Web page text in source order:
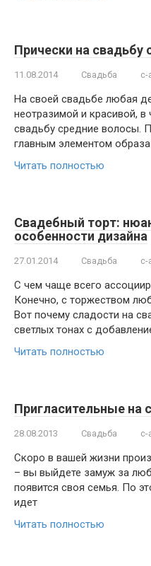
Прически на свадьбу
11.08.2014 Свадьба c-
На своей свадьбе любая
неотразимой и красивой, в
свадьбу средние волосы.
главным элементом
Читать полностью
Свадебный торт:
особенности дизайна
27.01.2014 Свадьба c-
С чем чаще всего
Конечно, с торжеством
Вот почему сладости на
светлых тонах с
Читать полностью
Пригласительные на
28.08.2013 Свадьба c-
Скоро в вашей жизни
– вы выйдете замуж за
появится своя семья. По
идет
Читать полностью